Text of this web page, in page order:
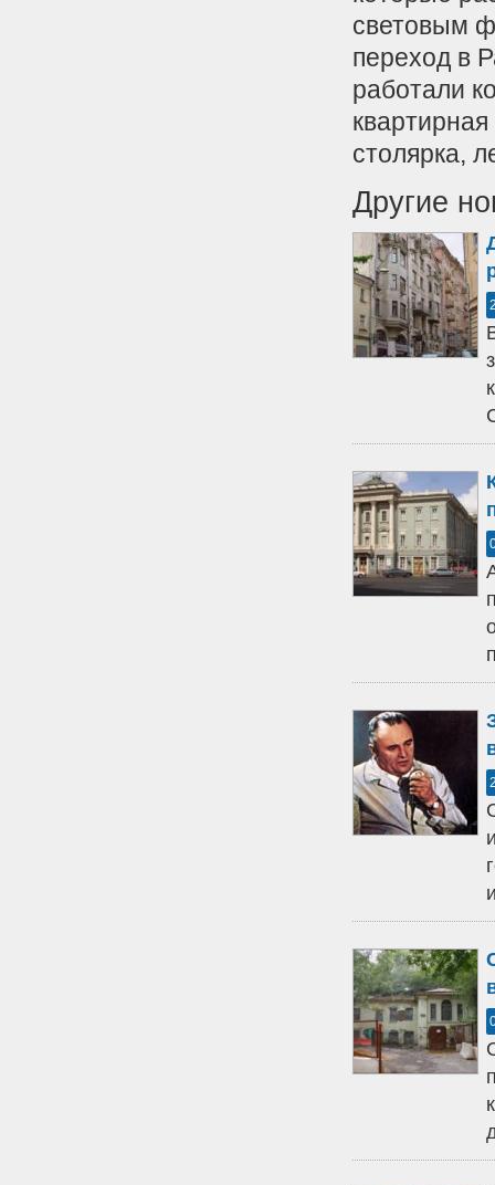
световым
переход в
работали
столярка,
Другие